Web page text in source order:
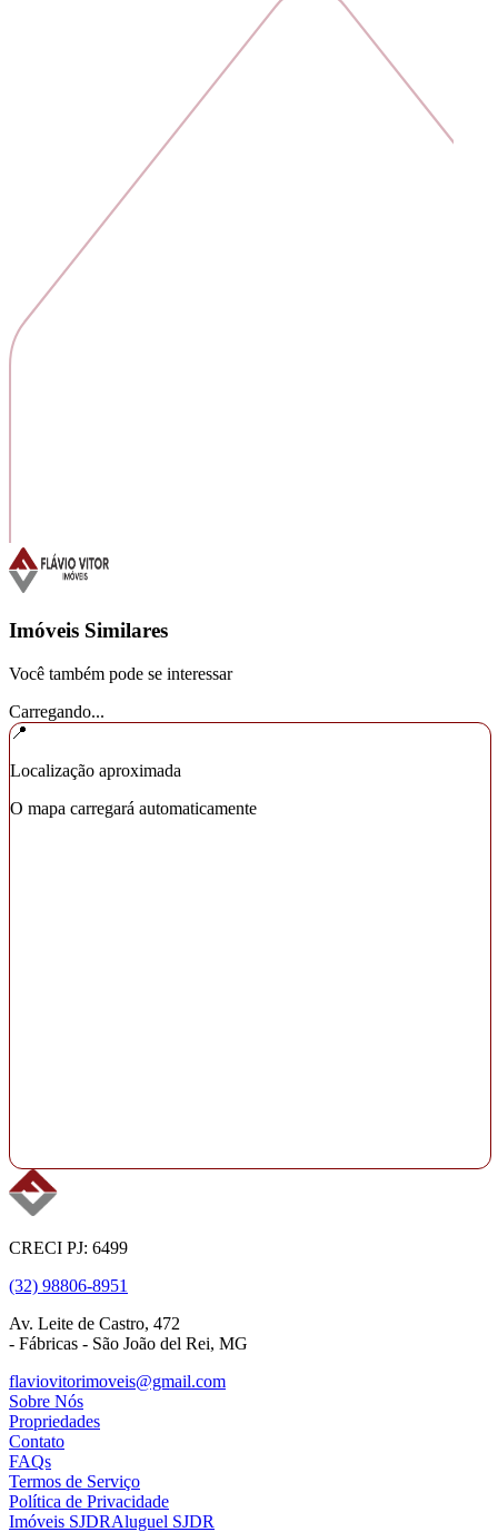
Imóveis Similares
Você também pode se interessar
Carregando...
📍
Localização aproximada
O mapa carregará automaticamente
CRECI PJ: 6499
(32) 98806-8951
Av. Leite de Castro, 472
- Fábricas - São João del Rei, MG
flaviovitorimoveis@gmail.com
Sobre Nós
Propriedades
Contato
FAQs
Termos de Serviço
Política de Privacidade
Imóveis SJDRAluguel SJDR